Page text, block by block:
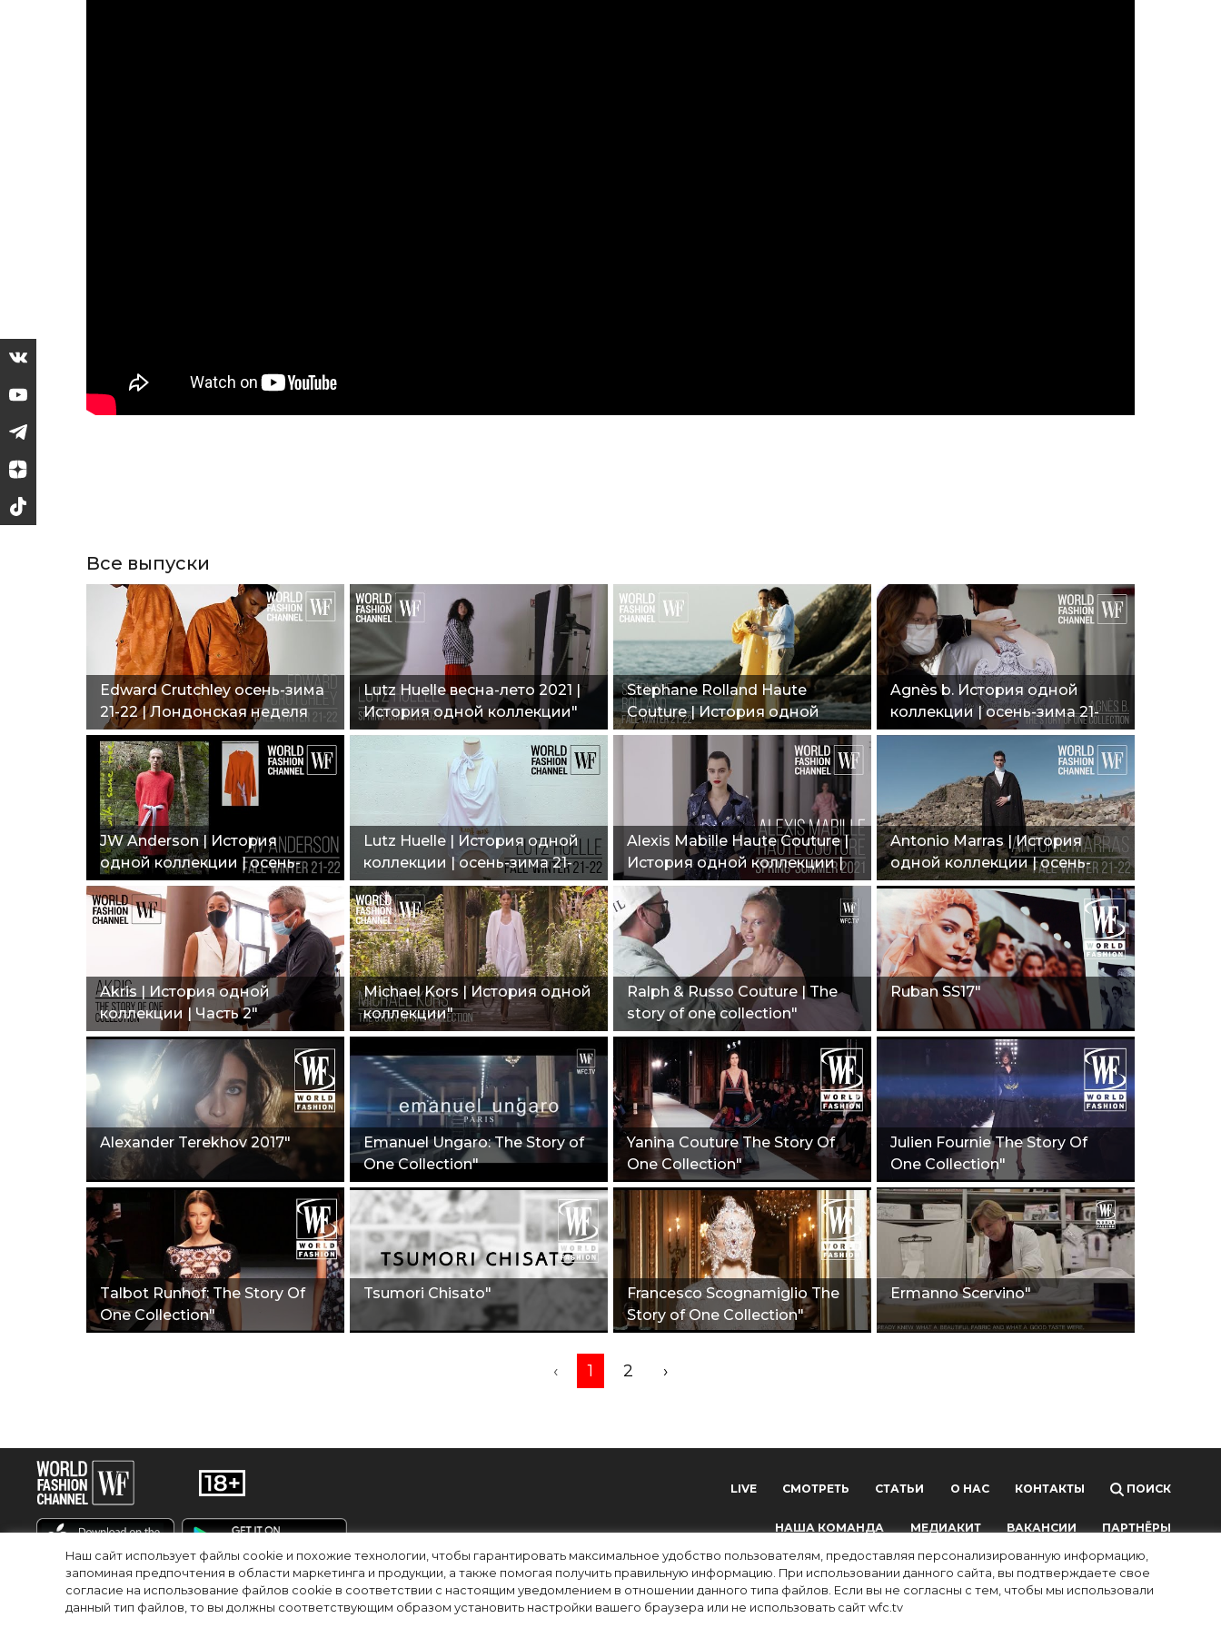
Наш сайт использует файлы cookie и похожие технологии, чтобы гарантировать максимальное удобство пользователям, предоставляя персонализированную информацию,
запоминая предпочтения в области маркетинга и продукции, а также помогая получить правильную информацию. При использовании данного сайта, вы подтверждаете свое
согласие на использование файлов cookie в соответствии с настоящим уведомлением в отношении данного типа файлов. Если вы не согласны с тем, чтобы мы использовали
данный тип файлов, то вы должны соответствующим образом установить настройки вашего браузера или не использовать сайт wfc.tv
Все выпуски
Edward Crutchley осень-зима
21-22 | Лондонская неделя
моды"
Lutz Huelle весна-лето 2021 |
История одной коллекции"
Stephane Rolland Haute
Couture | История одной
коллекции | осень-зима 21-
Agnès b. История одной
коллекции | осень-зима 21-
22"
JW Anderson | История
одной коллекции | осень-
зима 21-22"
Lutz Huelle | История одной
коллекции | осень-зима 21-
22"
Alexis Mabille Haute Couture |
История одной коллекции |
весна-лето 2021"
Antonio Marras | История
одной коллекции | осень-
зима 21-22"
Akris | История одной
коллекции | Часть 2"
Michael Kors | История одной
коллекции"
Ralph & Russo Couture | The
story of one collection"
Ruban SS17"
Alexander Terekhov 2017"
Emanuel Ungaro: The Story of
One Collection"
Yanina Couture The Story Of
One Collection"
Julien Fournie The Story Of
One Collection"
Talbot Runhof: The Story Of
One Collection"
Tsumori Chisato"
Francesco Scognamiglio The
Story of One Collection"
Ermanno Scervino"
‹ 1 2 ›
LIVE СМОТРЕТЬ СТАТЬИ О НАС КОНТАКТЫ ПОИСК
НАША КОМАНДА МЕДИАКИТ ВАКАНСИИ ПАРТНЁРЫ
EN